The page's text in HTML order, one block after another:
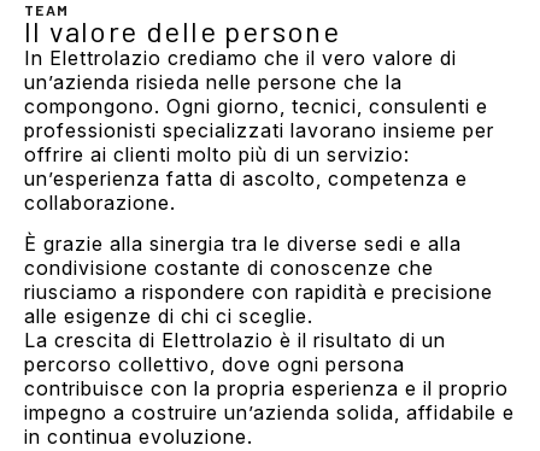
TEAM
Il valore delle persone
In Elettrolazio crediamo che il vero valore di
un’azienda risieda nelle persone che la
compongono. Ogni giorno, tecnici, consulenti e
professionisti specializzati lavorano insieme per
offrire ai clienti molto più di un servizio:
un’esperienza fatta di ascolto, competenza e
collaborazione.
È grazie alla sinergia tra le diverse sedi e alla
condivisione costante di conoscenze che
riusciamo a rispondere con rapidità e precisione
alle esigenze di chi ci sceglie.
La crescita di Elettrolazio è il risultato di un
percorso collettivo, dove ogni persona
contribuisce con la propria esperienza e il proprio
impegno a costruire un’azienda solida, affidabile e
in continua evoluzione.